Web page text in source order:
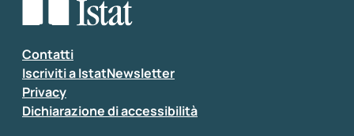
Seleziona la tipologia della segnalazione
Inserisci il tuo commento
Contatti
Iscriviti a IstatNewsletter
Privacy
Dichiarazione di accessibilità